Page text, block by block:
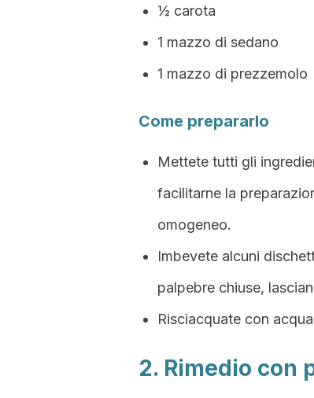
½ carota
1 mazzo di sedano
1 mazzo di prezzemolo
Come prepararlo
Mettete tutti gli
facilitarne la
omogeneo.
Imbevete alcuni
palpebre chiuse,
Risciacquate con
2. Rimedio con